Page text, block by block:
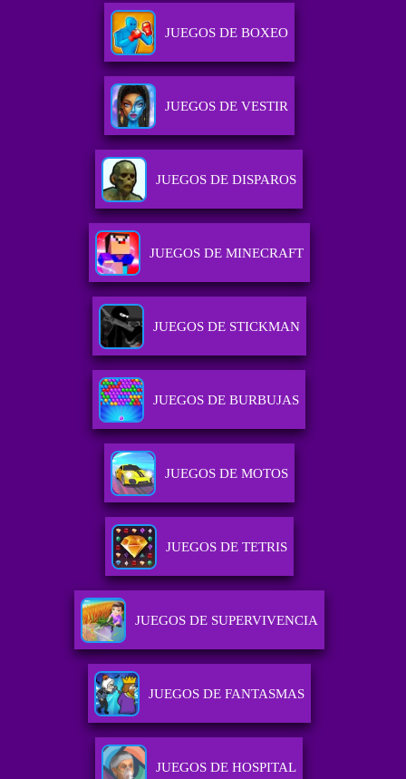
JUEGOS DE BOXEO
JUEGOS DE VESTIR
JUEGOS DE DISPAROS
JUEGOS DE MINECRAFT
JUEGOS DE STICKMAN
JUEGOS DE BURBUJAS
JUEGOS DE MOTOS
JUEGOS DE TETRIS
JUEGOS DE SUPERVIVENCIA
JUEGOS DE FANTASMAS
JUEGOS DE HOSPITAL